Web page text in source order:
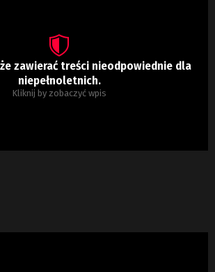
zawierać treści nieodpowiednie dla
niepełnoletnich.
Kliknij by zobaczyć wpis